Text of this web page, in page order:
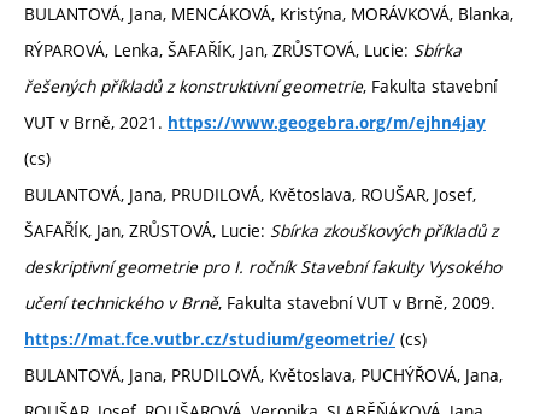
BULANTOVÁ, Jana, MENCÁKOVÁ, Kristýna, MORÁVKOVÁ, Blanka,
RÝPAROVÁ, Lenka, ŠAFAŘÍK, Jan, ZRŮSTOVÁ, Lucie: Sbírka
řešených příkladů z konstruktivní geometrie, Fakulta stavební
VUT v Brně, 2021. https://www.geogebra.org/m/ejhn4jay
(cs)
BULANTOVÁ, Jana, PRUDILOVÁ, Květoslava, ROUŠAR, Josef,
ŠAFAŘÍK, Jan, ZRŮSTOVÁ, Lucie: Sbírka zkouškových příkladů z
deskriptivní geometrie pro I. ročník Stavební fakulty Vysokého
učení technického v Brně, Fakulta stavební VUT v Brně, 2009.
https://mat.fce.vutbr.cz/studium/geometrie/ (cs)
BULANTOVÁ, Jana, PRUDILOVÁ, Květoslava, PUCHÝŘOVÁ, Jana,